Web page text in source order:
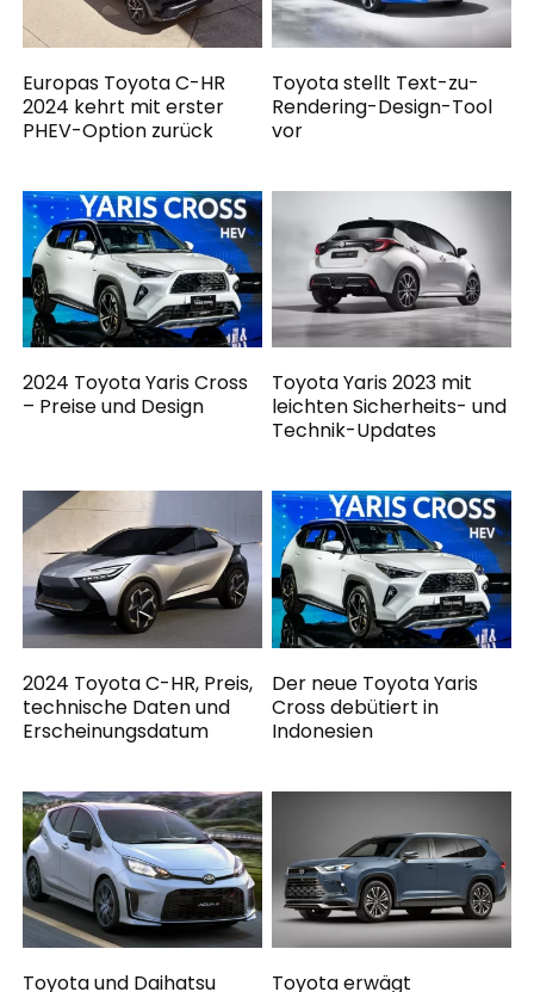
Europas Toyota C-HR
2024 kehrt mit erster
PHEV-Option zurück
Toyota stellt Text-zu-
Rendering-Design-Tool
vor
2024 Toyota Yaris Cross
– Preise und Design
Toyota Yaris 2023 mit
leichten Sicherheits- und
Technik-Updates
2024 Toyota C-HR, Preis,
technische Daten und
Erscheinungsdatum
Der neue Toyota Yaris
Cross debütiert in
Indonesien
Toyota und Daihatsu
Toyota erwägt